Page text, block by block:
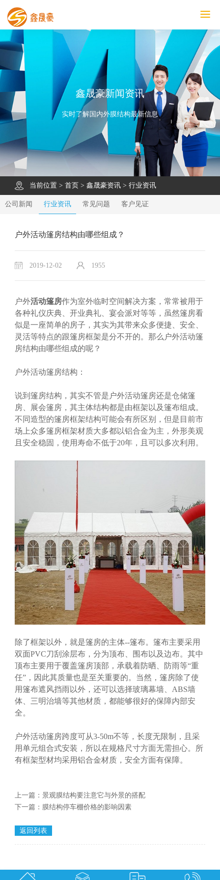
鑫晟豪首页
产品中心
工程案例
膜结构车棚
污水池反吊膜加盖
鑫晟豪资讯
关于鑫晟豪
联系鑫晟豪
鑫晟豪新闻资讯
实时了解国内外膜结构最新信息
当前位置 > 首页 > 鑫晟豪资讯 > 行业资讯
公司新闻 行业资讯 常见问题 客户见证
户外活动篷房结构由哪些组成？
2019-12-02 1955
户外活动篷房作为室外临时空间解决方案，常常被用于
各种礼仪庆典、开业典礼、宴会派对等等，虽然篷房看
似是一座简单的房子，其实为其带来众多便捷、安全、
灵活等特点的跟篷房框架是分不开的。那么户外活动篷
房结构由哪些组成的呢？
户外活动篷房结构：
说到篷房结构，其实不管是户外活动篷房还是仓储篷
房、展会篷房，其主体结构都是由框架以及篷布组成。
不同造型的篷房框架结构可能会有所区别，但是目前市
场上众多篷房框架材质大多都以铝合金为主，外形美观
且安全稳固，使用寿命不低于20年，且可以多次利用。
除了框架以外，就是篷房的主体--篷布。篷布主要采用
双面PVC刀刮涂层布，分为顶布、围布以及边布。其中
顶布主要用于覆盖篷房顶部，承载着防晒、防雨等“重
任”，因此其质量也是至关重要的。当然，篷房除了使
用篷布遮风挡雨以外，还可以选择玻璃幕墙、ABS墙
体、三明治墙等其他材质，都能够很好的保障内部安
全。
户外活动篷房跨度可从3-50m不等，长度无限制，且采
用单元组合式安装，所以在规格尺寸方面无需担心。所
有框架型材均采用铝合金材质，安全方面有保障。
上一篇： 景观膜结构要注意它与外景的搭配
下一篇： 膜结构停车棚价格的影响因素
返回列表